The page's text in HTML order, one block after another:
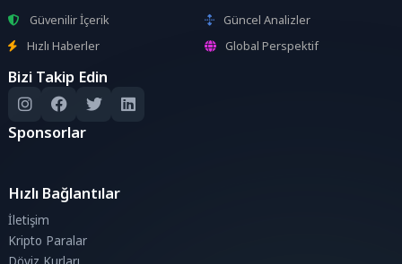
Güvenilir İçerik
Güncel Analizler
Hızlı Haberler
Global Perspektif
Bizi Takip Edin
Sponsorlar
Hızlı Bağlantılar
İletişim
Kripto Paralar